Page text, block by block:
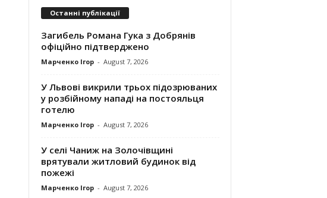
Останні публікації
Загибель Романа Гука з Добрянів
офіційно підтверджено
Марченко Ігор - August 7, 2026
У Львові викрили трьох підозрюваних
у розбійному нападі на постояльця
готелю
Марченко Ігор - August 7, 2026
У селі Чаниж на Золочівщині
врятували житловий будинок від
пожежі
Марченко Ігор - August 7, 2026